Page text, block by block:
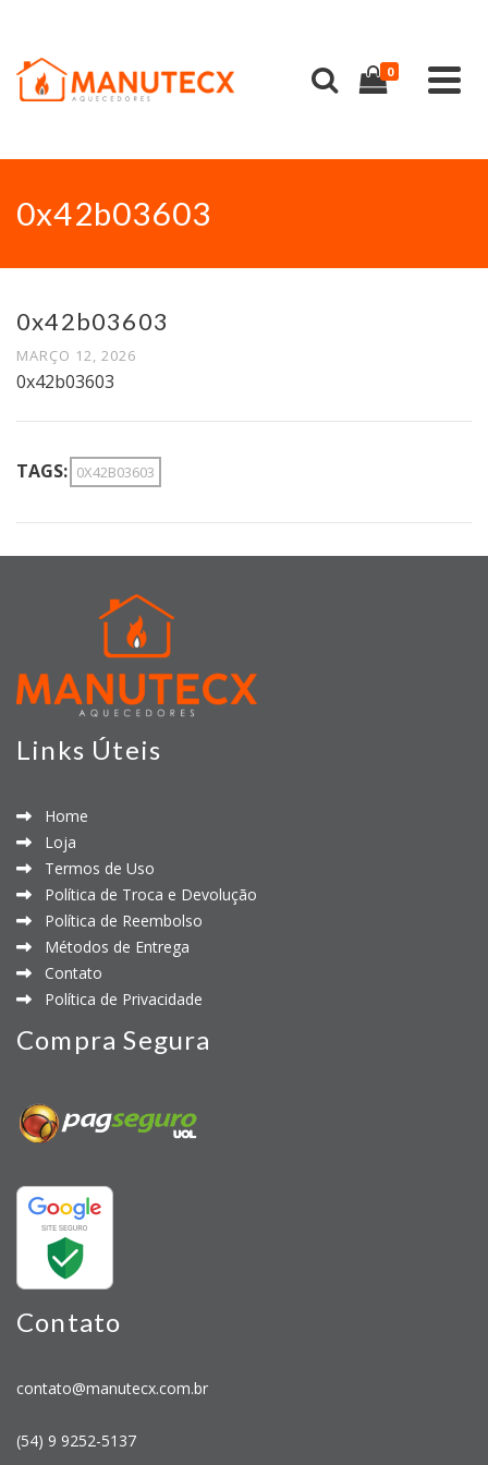
0
0x42b03603
0x42b03603
MARÇO 12, 2026
0x42b03603
TAGS: 0X42B03603
Links Úteis
Home
Loja
Termos de Uso
Política de Troca e Devolução
Política de Reembolso
Métodos de Entrega
Contato
Política de Privacidade
Compra Segura
Contato
contato@manutecx.com.br
(54) 9 9252-5137